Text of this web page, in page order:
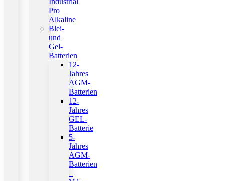
Pro
Alkaline
Blei-
und
Gel-
Batterien
12-
Jahres
AGM-
Batterien
12-
Jahres
GEL-
Batterie
5-
Jahres
AGM-
Batterien
–